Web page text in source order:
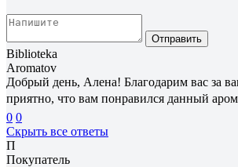
Отправить
Biblioteka
Aromatov
Добрый день, Алена! Благодарим вас за
приятно, что вам понравился данный
0 0
Скрыть все ответы
П
Покупатель